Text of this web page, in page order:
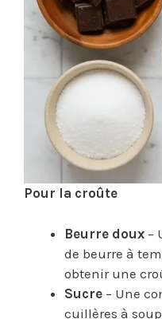
Pour la croûte
Beurre doux –
de beurre à
obtenir une
Sucre – Une
cuillères à